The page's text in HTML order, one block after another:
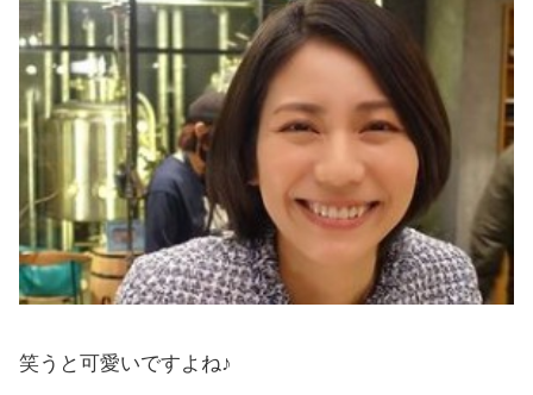
笑うと可愛いですよね♪